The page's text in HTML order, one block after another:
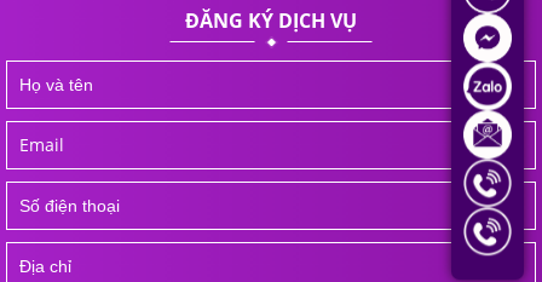
ĐĂNG KÝ DỊCH VỤ